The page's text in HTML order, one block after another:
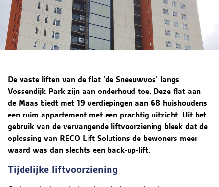
Plateauliften
Meer mobiliteit
Liftservices
Nieuws & Projecten
Contact & Storingen
Vacatures
De vaste liften van de flat ‘de Sneeuwvos’ langs
Vossendijk Park zijn aan onderhoud toe. Deze flat aan
de Maas biedt met 19 verdiepingen aan 68 huishoudens
een ruim appartement met een prachtig uitzicht. Uit het
gebruik van de vervangende liftvoorziening bleek dat de
oplossing van RECO Lift Solutions de bewoners meer
waard was dan slechts een back-up-lift.
Tijdelijke liftvoorziening